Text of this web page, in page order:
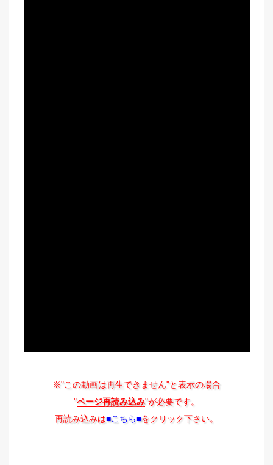
※"この動画は再生できません"と表示の場合
"ページ再読み込み"が必要です。
再読み込みは■こちら■をクリック下さい。